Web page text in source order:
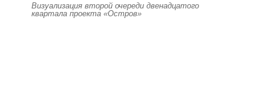
Визуализация второй очереди двенадцатого
квартала проекта «Остров»